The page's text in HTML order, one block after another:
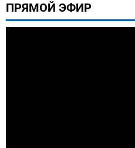
ПРЯМОЙ ЭФИР